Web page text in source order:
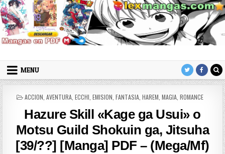
Skip to content
LexMangas
MENU
POSTED IN
ACCION AVENTURA ECCHI EMISION FANTASIA HAREM MAGIA ROMANCE
Hazure Skill «Kage ga Usui» o
Motsu Guild Shokuin ga, Jitsuha
[39/??] [Manga] PDF – (Mega/Mf)